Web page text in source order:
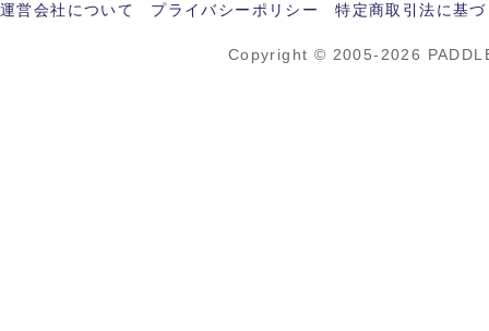
運営会社について プライバシーポリシー 特定商取引法に基
Copyright © 2005-2026